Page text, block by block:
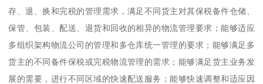
存、退、换和完税的管理需求，满足不同货主对其保税备件仓储、
保管、包装、配送、退货和回收的相异的物流管理要求；能够适应
多组织架构物流公司的管理和多仓库统一管理的要求；能够满足多
货主的不同备件保税或完税物流管理的需求；能够满足货主业务发
展的需要，进行不同区域的快速配送服务；能够快速调整和适应因